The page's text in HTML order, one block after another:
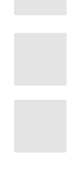
MASYARAKAT
KELISTRIKAN